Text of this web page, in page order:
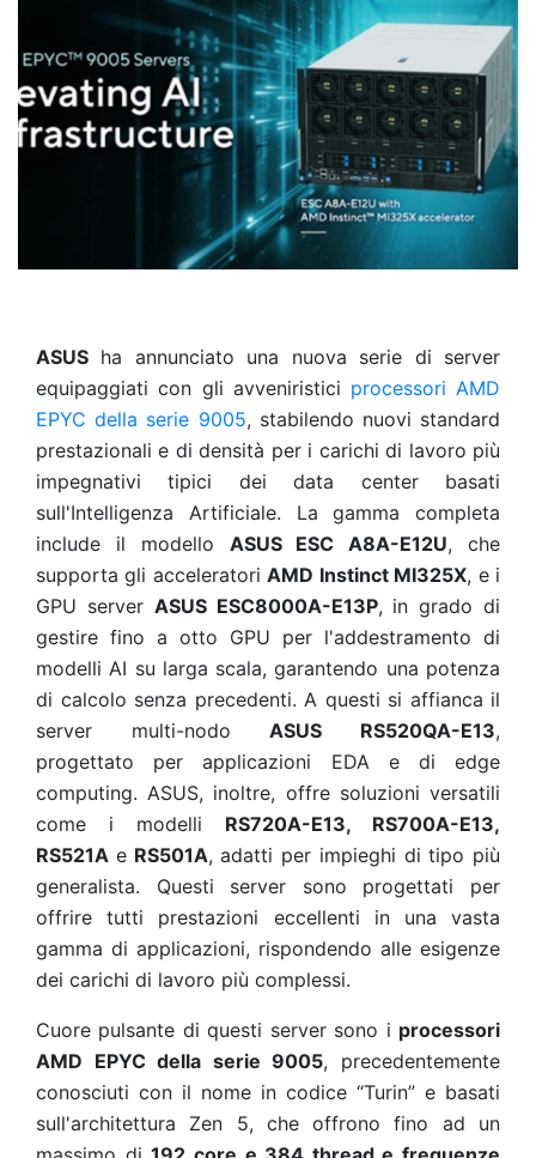
ASUS ha annunciato una nuova serie di server
equipaggiati con gli avveniristici processori AMD
EPYC della serie 9005, stabilendo nuovi standard
prestazionali e di densità per i carichi di lavoro più
impegnativi tipici dei data center basati
sull'Intelligenza Artificiale. La gamma completa
include il modello
ASUS ESC A8A-E12U, che
supporta gli acceleratori AMD Instinct MI325X, e i
GPU server ASUS ESC8000A-E13P, in grado di
gestire fino a otto GPU per l'addestramento di
modelli AI su larga scala, garantendo una potenza
di calcolo senza precedenti. A questi si affianca il
server multi-nodo
ASUS RS520QA-E13,
progettato per applicazioni EDA e di edge
computing. ASUS, inoltre, offre soluzioni versatili
come i modelli
RS720A-E13, RS700A-E13,
RS521A e RS501A, adatti per impieghi di tipo più
generalista. Questi server sono progettati per
offrire tutti prestazioni eccellenti in una vasta
gamma di applicazioni, rispondendo alle esigenze
dei carichi di lavoro più complessi.
Cuore pulsante di questi server sono i processori
AMD EPYC della serie 9005, precedentemente
conosciuti con il nome in codice “Turin” e basati
sull'architettura Zen 5, che offrono fino ad un